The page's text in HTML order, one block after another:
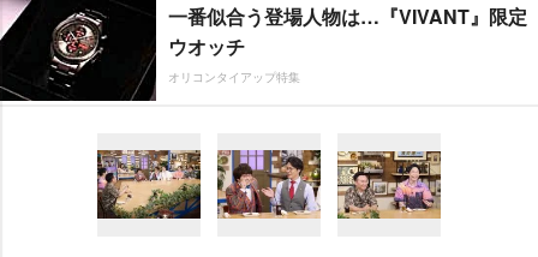
一番似合う登場人物は…『VIVANT』限定
ウオッチ
オリコンタイアップ特集